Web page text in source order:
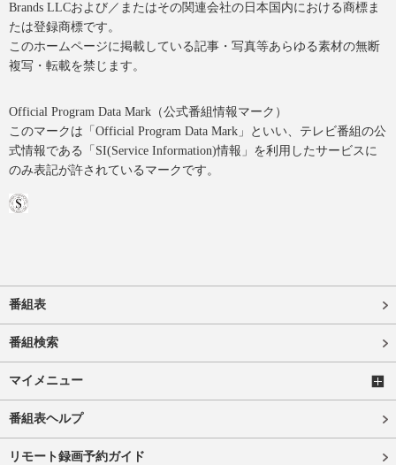
Brands LLCおよび／またはその関連会社の日本国内における商標ま
たは登録商標です。
このホームページに掲載している記事・写真等あらゆる素材の無断
複写・転載を禁じます。
Official Program Data Mark（公式番組情報マーク）
このマークは「Official Program Data Mark」といい、テレビ番組の公
式情報である「SI(Service Information)情報」を利用したサービスに
のみ表記が許されているマークです。
番組表
番組検索
マイメニュー
番組表ヘルプ
リモート録画予約ガイド